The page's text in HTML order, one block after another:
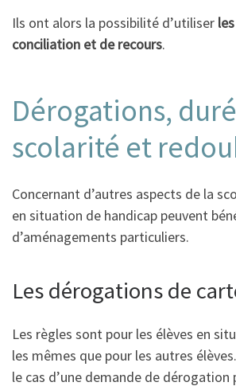
Ils ont alors la possibilité d’utiliser
conciliation et de recours.
Dérogations,
scolarité et
Concernant d’autres aspects de la
en situation de handicap peuvent
d’aménagements particuliers.
Les dérogations de
Les règles sont pour les élèves en
les mêmes que pour les autres
le cas d’une demande de dérogation